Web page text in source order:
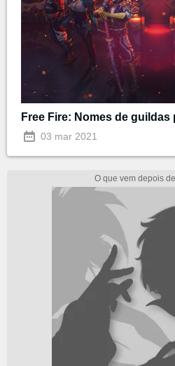
Free Fire: Nomes de guildas
03 mar 2021